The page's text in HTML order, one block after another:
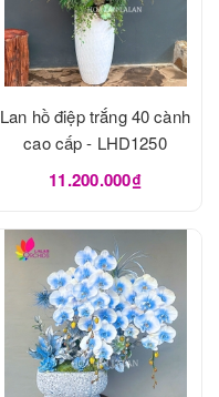
Lan hồ điệp trắng 40 cành
cao cấp - LHD1250
11.200.000₫